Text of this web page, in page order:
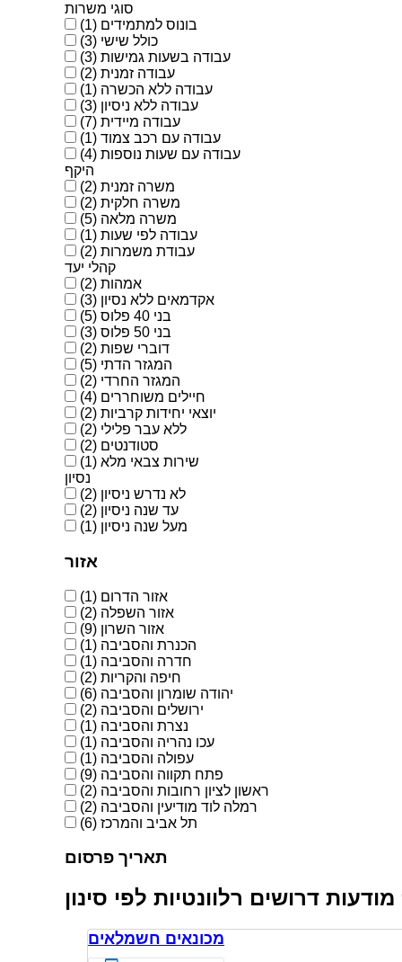
סוגי משרות
בונוס למתמידים (1)
כולל שישי (3)
עבודה בשעות גמישות (3)
עבודה זמנית (2)
עבודה ללא הכשרה (1)
עבודה ללא ניסיון (3)
עבודה מיידית (7)
עבודה עם רכב צמוד (1)
עבודה עם שעות נוספות (4)
היקף
משרה זמנית (2)
משרה חלקית (2)
משרה מלאה (5)
עבודה לפי שעות (1)
עבודת משמרות (2)
קהלי יעד
אמהות (2)
אקדמאים ללא נסיון (3)
בני 40 פלוס
(5)
בני 50 פלוס
(3)
דוברי שפות (2)
המגזר הדתי (5)
המגזר החרדי (2)
חיילים משוחררים (4)
יוצאי יחידות קרביות (2)
ללא עבר פלילי (2)
סטודנטים (2)
שירות צבאי מלא (1)
נסיון
לא נדרש ניסיון (2)
עד שנה ניסיון (2)
מעל שנה ניסיון (1)
אזור
אזור הדרום (1)
אזור השפלה (2)
אזור השרון (9)
הכנרת והסביבה (1)
חדרה והסביבה (1)
חיפה והקריות (2)
יהודה שומרון והסביבה (6)
ירושלים והסביבה (2)
נצרת והסביבה (1)
עכו נהריה והסביבה (1)
עפולה והסביבה (1)
פתח תקווה והסביבה (9)
ראשון לציון רחובות והסביבה (2)
רמלה לוד מודיעין והסביבה (2)
תל אביב והמרכז (6)
תאריך פרסום
מכונאים חשמלאים